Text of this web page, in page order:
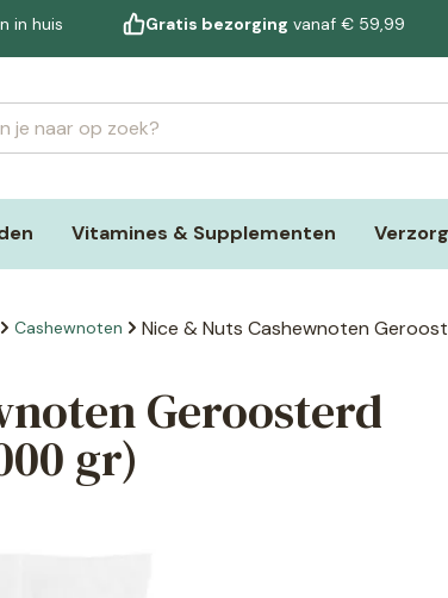
in huis Gratis bezorging vanaf € 59,99
Vitamines & Supplementen
Cashewnoten Nice & Nuts Cashewnoten
Geroosterd
gr)